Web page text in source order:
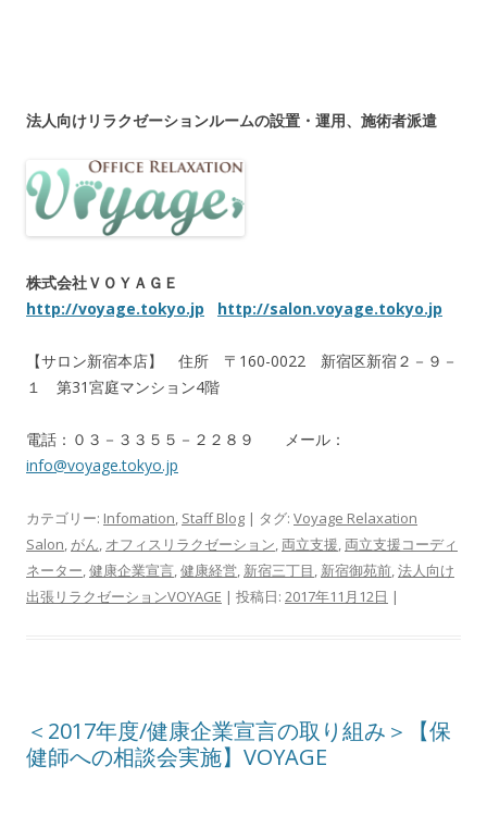
法人向けリラクゼーションルームの設置・運用、施術者派遣
株式会社ＶＯＹＡＧＥ
http://voyage.tokyo.jp
http://salon.voyage.tokyo.jp
【サロン新宿本店】 住所 〒160-0022 新宿区新宿２－９－
１ 第31宮庭マンション4階
電話：０３－３３５５－２２８９ メール：
info@voyage.tokyo.jp
カテゴリー: Infomation, Staff Blog | タグ: Voyage Relaxation
Salon, がん, オフィスリラクゼーション, 両立支援, 両立支援コーディ
ネーター,健康企業宣言,健康経営, 新宿三丁目, 新宿御苑前,法人向け
出張リラクゼーションVOYAGE | 投稿日: 2017年11月12日 |
＜2017年度/健康企業宣言の取り組み＞【保
健師への相談会実施】VOYAGE